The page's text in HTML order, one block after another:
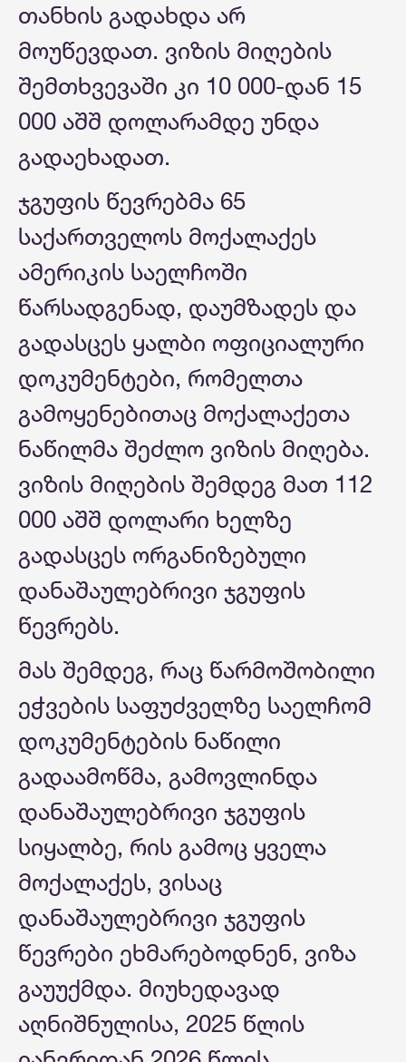
თანხის გადახდა არ
მოუწევდათ. ვიზის მიღების
შემთხვევაში კი 10 000-დან 15
000 აშშ დოლარამდე უნდა
გადაეხადათ.
ჯგუფის წევრებმა 65
საქართველოს მოქალაქეს
ამერიკის საელჩოში
წარსადგენად, დაუმზადეს და
გადასცეს ყალბი ოფიციალური
დოკუმენტები, რომელთა
გამოყენებითაც მოქალაქეთა
ნაწილმა შეძლო ვიზის მიღება.
ვიზის მიღების შემდეგ მათ 112
000 აშშ დოლარი ხელზე
გადასცეს ორგანიზებული
დანაშაულებრივი ჯგუფის
წევრებს.
მას შემდეგ, რაც წარმოშობილი
ეჭვების საფუძველზე საელჩომ
დოკუმენტების ნაწილი
გადაამოწმა, გამოვლინდა
დანაშაულებრივი ჯგუფის
სიყალბე, რის გამოც ყველა
მოქალაქეს, ვისაც
დანაშაულებრივი ჯგუფის
წევრები ეხმარებოდნენ, ვიზა
გაუუქმდა. მიუხედავად
აღნიშნულისა, 2025 წლის